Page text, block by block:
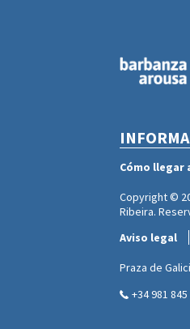
Cómo llegar
Copyright ©
Ribeira.
Aviso legal
Praza de
+34 981